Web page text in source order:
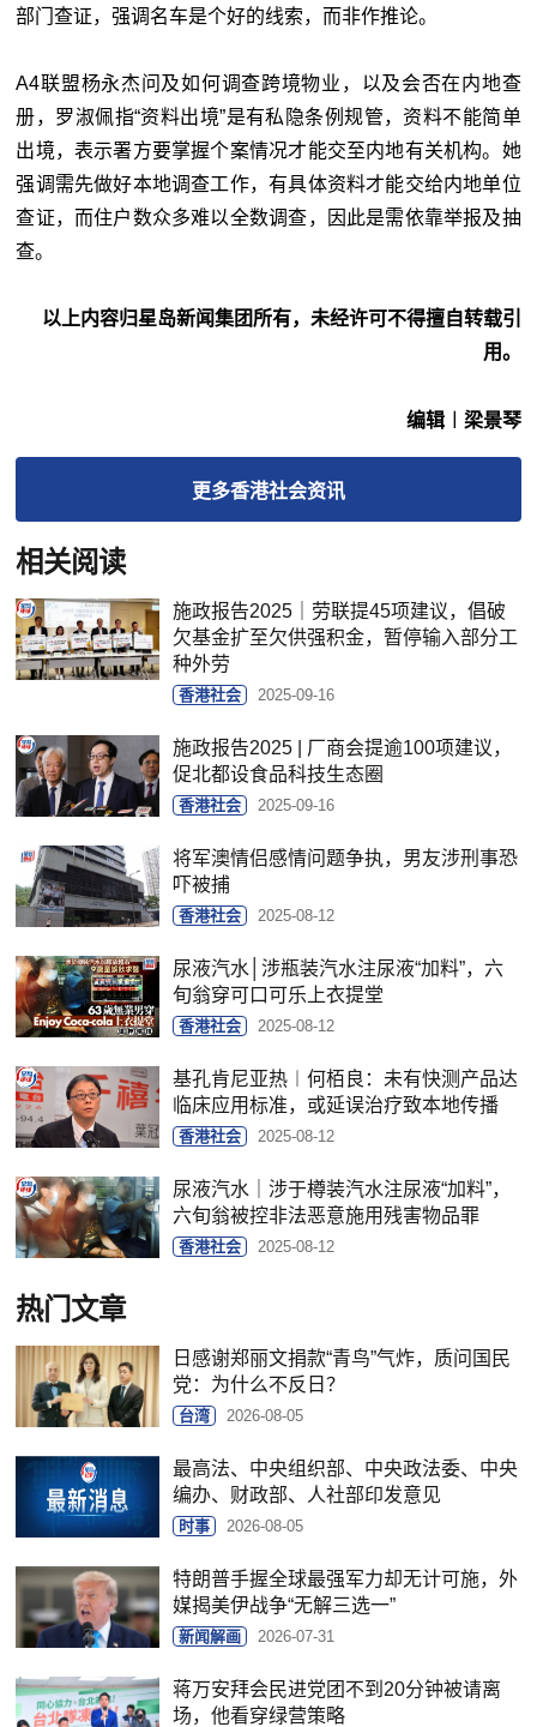
部门查证，强调名车是个好的线索，而非作推论。
A4联盟杨永杰问及如何调查跨境物业，以及会否在内地查
册，罗淑佩指“资料出境”是有私隐条例规管，资料不能简单
出境，表示署方要掌握个案情况才能交至内地有关机构。她
强调需先做好本地调查工作，有具体资料才能交给内地单位
查证，而住户数众多难以全数调查，因此是需依靠举报及抽
查。
以上内容归星岛新闻集团所有，未经许可不得擅自转载引
用。
编辑︱梁景琴
更多香港社会资讯
相关阅读
施政报告2025｜劳联提45项建议，倡破
欠基金扩至欠供强积金，暂停输入部分工
种外劳
香港社会 2025-09-16
施政报告2025 | 厂商会提逾100项建议，
促北都设食品科技生态圈
香港社会 2025-09-16
将军澳情侣感情问题争执，男友涉刑事恐
吓被捕
香港社会 2025-08-12
尿液汽水│涉瓶装汽水注尿液“加料”，六
旬翁穿可口可乐上衣提堂
香港社会 2025-08-12
基孔肯尼亚热︱何栢良：未有快测产品达
临床应用标准，或延误治疗致本地传播
香港社会 2025-08-12
尿液汽水｜涉于樽装汽水注尿液“加料”，
六旬翁被控非法恶意施用残害物品罪
香港社会 2025-08-12
热门文章
日感谢郑丽文捐款“青鸟”气炸，质问国民
党：为什么不反日？
台湾 2026-08-05
最高法、中央组织部、中央政法委、中央
编办、财政部、人社部印发意见
时事 2026-08-05
特朗普手握全球最强军力却无计可施，外
媒揭美伊战争“无解三选一”
新闻解画 2026-07-31
蒋万安拜会民进党团不到20分钟被请离
场，他看穿绿营策略